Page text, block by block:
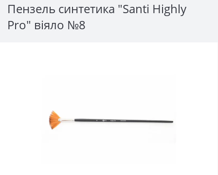
Пензель синтетика "Santi Highly
Pro" віяло №8